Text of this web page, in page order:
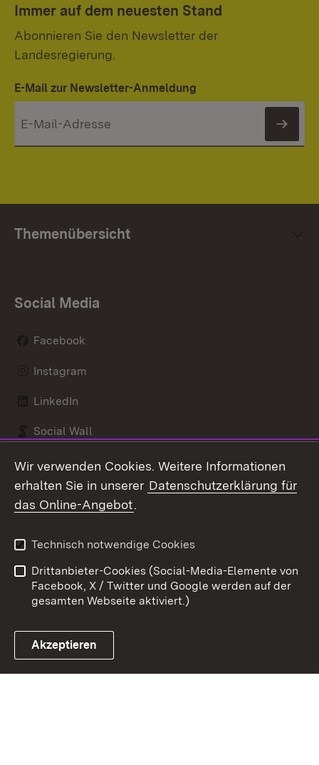
Immer auf dem neuesten Stand
Abonnieren Sie den Newsletter der
Landesregierung.
E-Mail zur Newsletter-Anmeldung
Themenübersicht
Social Media
Facebook
Instagram
LinkedIn
Social Wall
TikTok
Youtube
Kontakt
Datenschutz
Benutzungshinweise
Erklärung zur
Barrierefreiheit
Wir verwenden Cookies. Weitere Informationen
erhalten Sie in unserer Datenschutzerklärung für
das Online-Angebot.
Technisch notwendige Cookies
Drittanbieter-Cookies (Social-Media-Elemente von
Facebook, X / Twitter und Google werden auf der
gesamten Webseite aktiviert.)
Akzeptieren